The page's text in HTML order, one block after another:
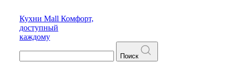
Кухни Mall Комфорт,
доступный
каждому
Поиск